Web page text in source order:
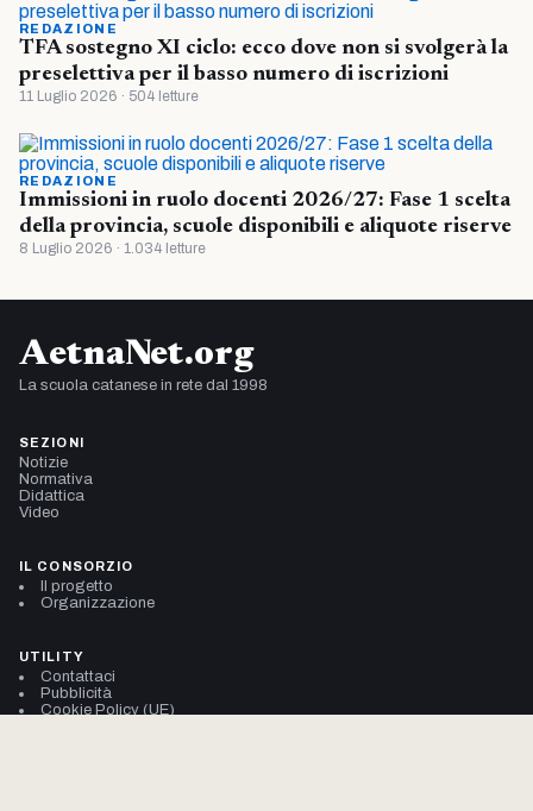
REDAZIONE
TFA sostegno XI ciclo: ecco dove non si svolgerà la
preselettiva per il basso numero di iscrizioni
11 Luglio 2026 · 504 letture
REDAZIONE
Immissioni in ruolo docenti 2026/27: Fase 1 scelta
della provincia, scuole disponibili e aliquote riserve
8 Luglio 2026 · 1.034 letture
AetnaNet.org
La scuola catanese in rete dal 1998
SEZIONI
Notizie
Normativa
Didattica
Video
IL CONSORZIO
Il progetto
Organizzazione
UTILITY
Contattaci
Pubblicità
Cookie Policy (UE)